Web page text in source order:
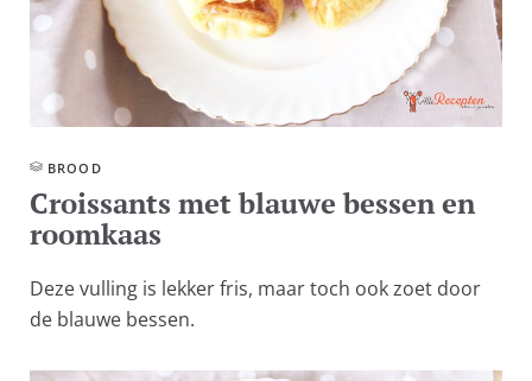
BROOD
Croissants met blauwe bessen en
roomkaas
Deze vulling is lekker fris, maar toch ook zoet door
de blauwe bessen.